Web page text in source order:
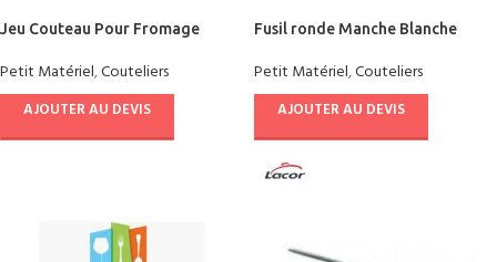
Jeu Couteau Pour Fromage
Petit Matériel,Couteliers
AJOUTER AU DEVIS
Fusil ronde Manche Blanche
Petit Matériel,Couteliers
AJOUTER AU DEVIS